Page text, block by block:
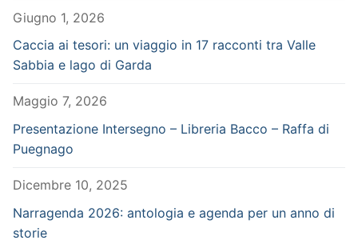
Giugno 1, 2026
Caccia ai tesori: un viaggio in 17 racconti tra Valle
Sabbia e lago di Garda
Maggio 7, 2026
Presentazione Intersegno – Libreria Bacco – Raffa di
Puegnago
Dicembre 10, 2025
Narragenda 2026: antologia e agenda per un anno di
storie